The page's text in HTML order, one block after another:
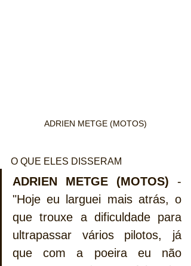
ADRIEN METGE (MOTOS)
O QUE ELES DISSERAM
ADRIEN METGE (MOTOS) -
"Hoje eu larguei mais atrás, o
que trouxe a dificuldade para
ultrapassar vários pilotos, já
que com a poeira eu não